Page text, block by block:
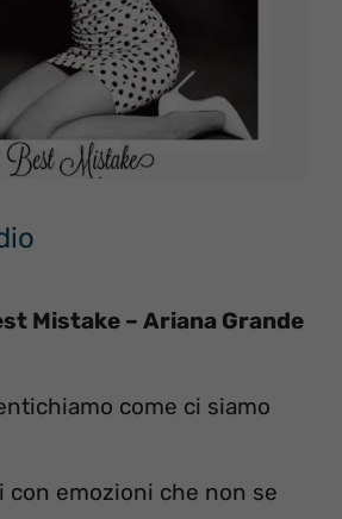
Mistake – Ariana Grande
come ci siamo
con emozioni che non se